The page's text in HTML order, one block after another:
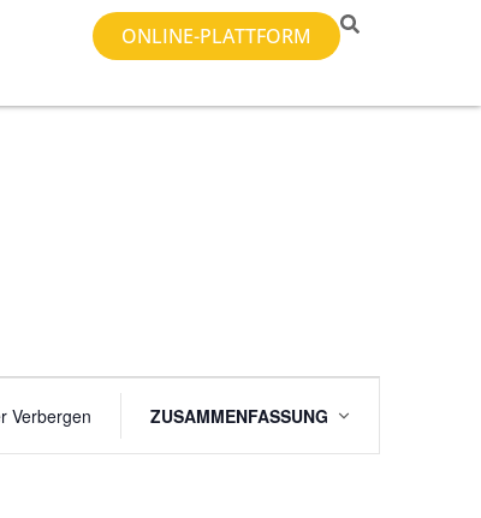
ONLINE-PLATTFORM
Verbergen
Ansichten-
ZUSAMMENFASSUNG